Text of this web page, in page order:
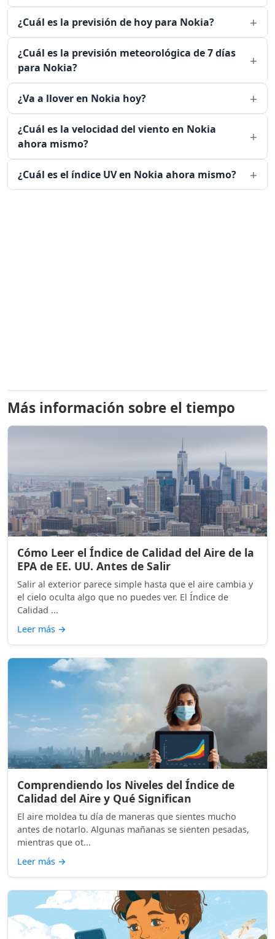
¿Cuál es la previsión de hoy para Nokia?
¿Cuál es la previsión meteorológica de 7 días
para Nokia?
¿Va a llover en Nokia hoy?
¿Cuál es la velocidad del viento en Nokia
ahora mismo?
¿Cuál es el índice UV en Nokia ahora mismo?
Más información sobre el tiempo
Cómo Leer el Índice de Calidad del Aire de la
EPA de EE. UU. Antes de Salir
Salir al exterior parece simple hasta que el aire cambia y
el cielo oculta algo que no puedes ver. El Índice de
Calidad ...
Leer más →
Comprendiendo los Niveles del Índice de
Calidad del Aire y Qué Significan
El aire moldea tu día de maneras que sientes mucho
antes de notarlo. Algunas mañanas se sienten pesadas,
mientras que ot...
Leer más →